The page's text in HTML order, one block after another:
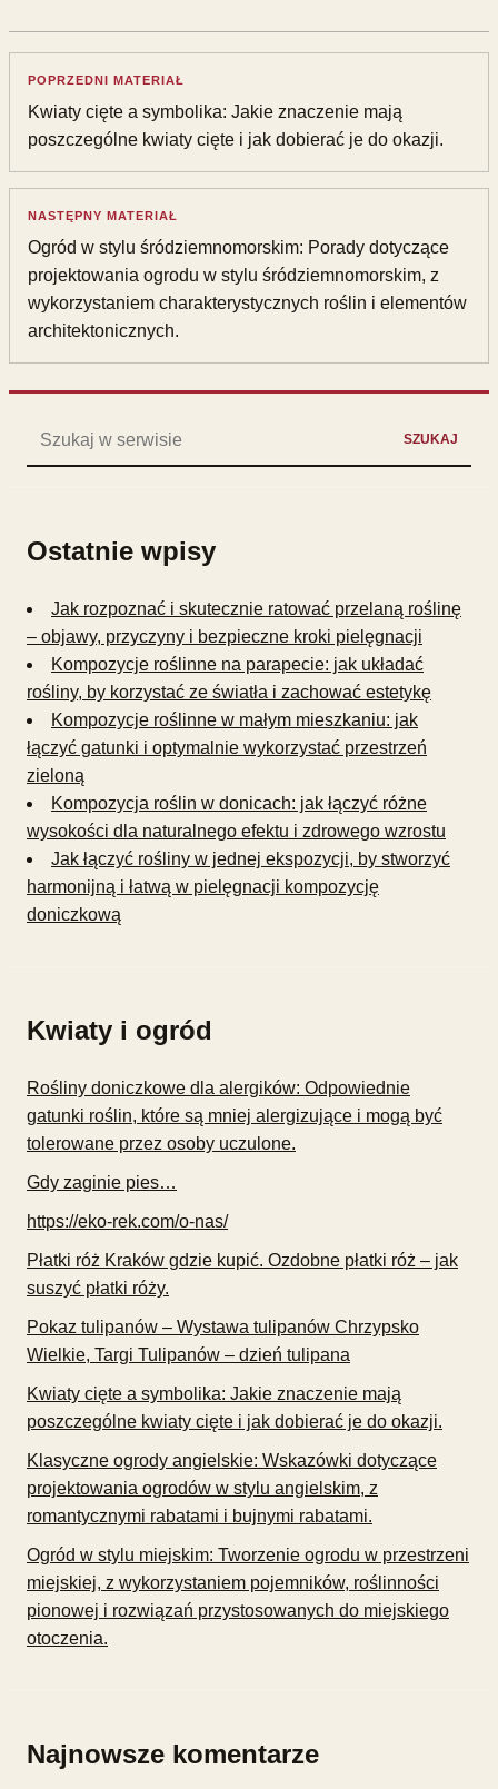
POPRZEDNI MATERIAŁ
Kwiaty cięte a symbolika: Jakie znaczenie mają
poszczególne kwiaty cięte i jak dobierać je do okazji.
NASTĘPNY MATERIAŁ
Ogród w stylu śródziemnomorskim: Porady dotyczące
projektowania ogrodu w stylu śródziemnomorskim, z
wykorzystaniem charakterystycznych roślin i elementów
architektonicznych.
SZUKAJ
Ostatnie wpisy
Jak rozpoznać i skutecznie ratować przelaną roślinę
– objawy, przyczyny i bezpieczne kroki pielęgnacji
Kompozycje roślinne na parapecie: jak układać
rośliny, by korzystać ze światła i zachować estetykę
Kompozycje roślinne w małym mieszkaniu: jak
łączyć gatunki i optymalnie wykorzystać przestrzeń
zieloną
Kompozycja roślin w donicach: jak łączyć różne
wysokości dla naturalnego efektu i zdrowego wzrostu
Jak łączyć rośliny w jednej ekspozycji, by stworzyć
harmonijną i łatwą w pielęgnacji kompozycję
doniczkową
Kwiaty i ogród
Rośliny doniczkowe dla alergików: Odpowiednie
gatunki roślin, które są mniej alergizujące i mogą być
tolerowane przez osoby uczulone.
Gdy zaginie pies…
https://eko-rek.com/o-nas/
Płatki róż Kraków gdzie kupić. Ozdobne płatki róż – jak
suszyć płatki róży.
Pokaz tulipanów – Wystawa tulipanów Chrzypsko
Wielkie, Targi Tulipanów – dzień tulipana
Kwiaty cięte a symbolika: Jakie znaczenie mają
poszczególne kwiaty cięte i jak dobierać je do okazji.
Klasyczne ogrody angielskie: Wskazówki dotyczące
projektowania ogrodów w stylu angielskim, z
romantycznymi rabatami i bujnymi rabatami.
Ogród w stylu miejskim: Tworzenie ogrodu w przestrzeni
miejskiej, z wykorzystaniem pojemników, roślinności
pionowej i rozwiązań przystosowanych do miejskiego
otoczenia.
Najnowsze komentarze